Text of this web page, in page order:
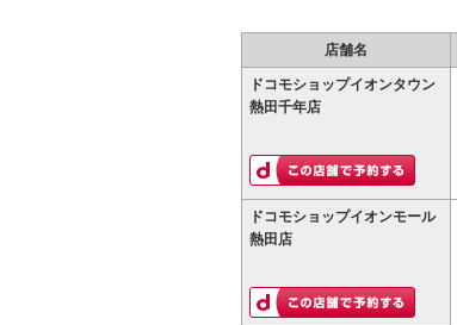
店舗名
ドコモショップイオンタウン
熱田千年店
ドコモショップイオンモール
熱田店